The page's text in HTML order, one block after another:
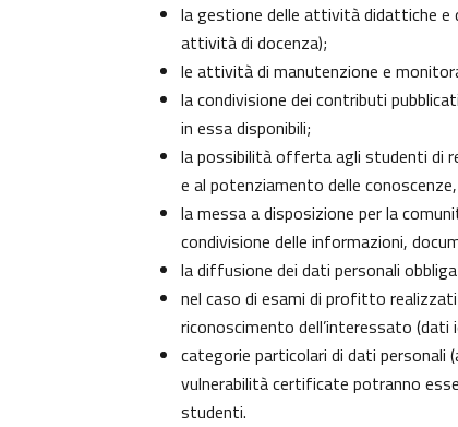
la gestione delle attività didattiche e
attività di docenza);
le attività di manutenzione e
la condivisione dei contributi
in essa disponibili;
la possibilità offerta agli studenti di
e al potenziamento delle
la messa a disposizione per la
condivisione delle informazioni,
la diffusione dei dati personali
nel caso di esami di profitto
riconoscimento dell’interessato
categorie particolari di dati personali
vulnerabilità certificate potranno
studenti.